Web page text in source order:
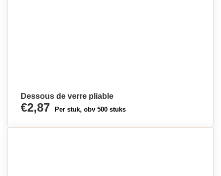
Dessous de verre pliable
€2,87 Per stuk, obv 500 stuks